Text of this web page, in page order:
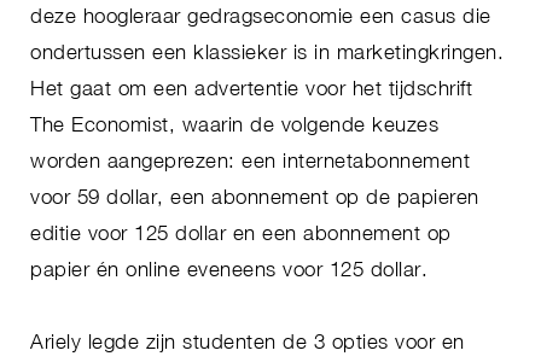
deze hoogleraar gedragseconomie een casus die
ondertussen een klassieker is in marketingkringen.
Het gaat om een advertentie voor het tijdschrift
The Economist, waarin de volgende keuzes
worden aangeprezen: een internetabonnement
voor 59 dollar, een abonnement op de papieren
editie voor 125 dollar en een abonnement op
papier én online eveneens voor 125 dollar.
Ariely legde zijn studenten de 3 opties voor en